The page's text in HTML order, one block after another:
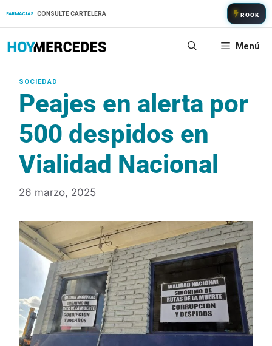
FARMACIAS: CONSULTE CARTELERA ROCK
Menú
Peajes en alerta por
500 despidos en
Vialidad Nacional
26 marzo, 2025